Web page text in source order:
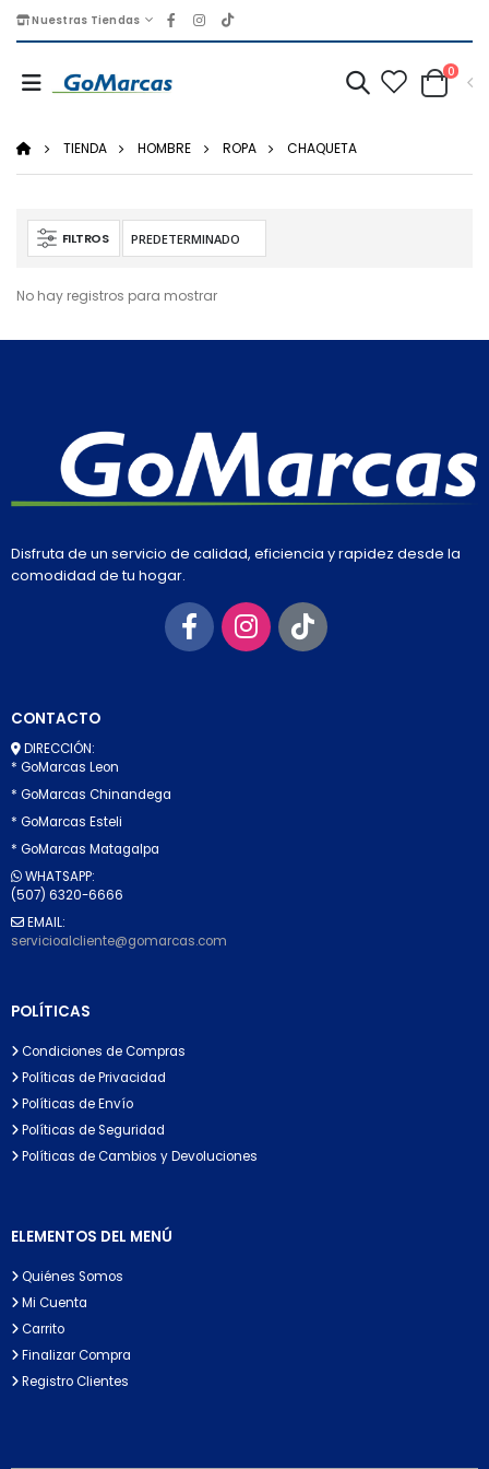
Nuestras Tiendas
0
TIENDA HOMBRE ROPA CHAQUETA
FILTROS
No hay registros para mostrar
Disfruta de un servicio de calidad, eficiencia y rapidez desde la
comodidad de tu hogar.
CONTACTO
DIRECCIÓN:
* GoMarcas Leon
* GoMarcas Chinandega
* GoMarcas Esteli
* GoMarcas Matagalpa
WHATSAPP:
(507) 6320-6666
EMAIL:
servicioalcliente@gomarcas.com
POLÍTICAS
Condiciones de Compras
Políticas de Privacidad
Políticas de Envío
Políticas de Seguridad
Políticas de Cambios y Devoluciones
ELEMENTOS DEL MENÚ
Quiénes Somos
Mi Cuenta
Carrito
Finalizar Compra
Registro Clientes